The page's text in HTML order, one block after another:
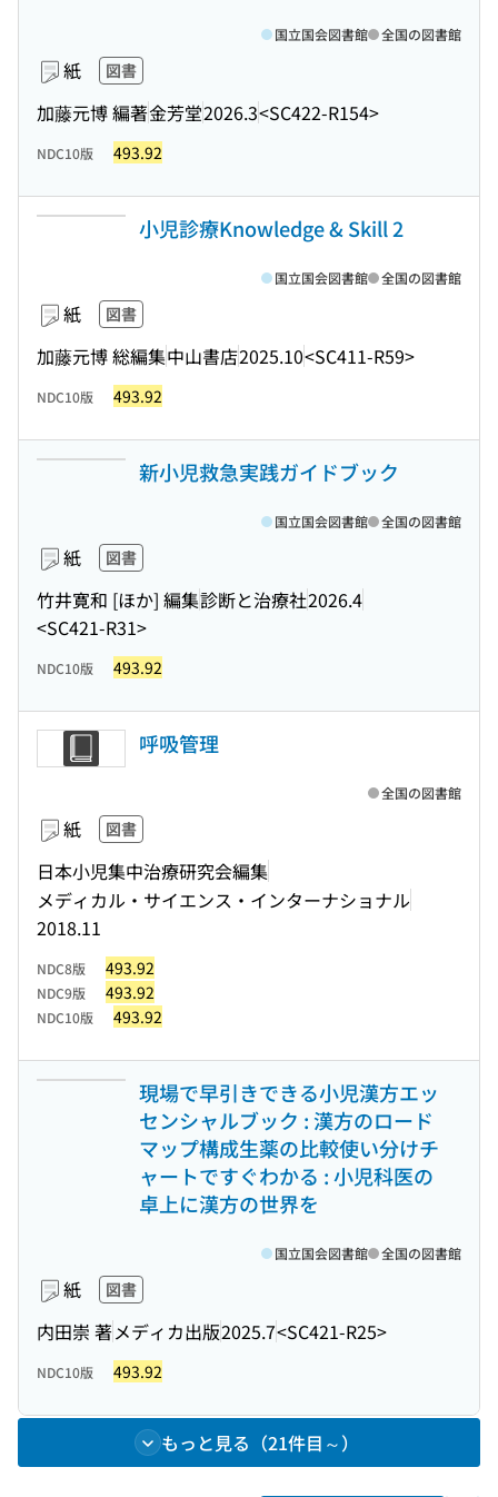
紙 図書
加藤元博 編著金芳堂2026.3<SC422-R154>
国立国会図書館 全国の図書館
NDC10版 493.92
小児診療Knowledge & Skill 2
紙 図書
加藤元博 総編集中山書店2025.10<SC411-R59>
国立国会図書館 全国の図書館
NDC10版 493.92
新小児救急実践ガイドブック
紙 図書
竹井寛和 [ほか] 編集診断と治療社2026.4
<SC421-R31>
国立国会図書館 全国の図書館
NDC10版 493.92
呼吸管理
紙 図書
日本小児集中治療研究会編集
メディカル・サイエンス・インターナショナル
2018.11
全国の図書館
NDC8版 493.92
NDC9版 493.92
NDC10版 493.92
現場で早引きできる小児漢方エッ
センシャルブック : 漢方のロード
マップ構成生薬の比較使い分けチ
ャートですぐわかる : 小児科医の
卓上に漢方の世界を
紙 図書
内田崇 著メディカ出版2025.7<SC421-R25>
国立国会図書館 全国の図書館
NDC10版 493.92
もっと見る（21件目～）